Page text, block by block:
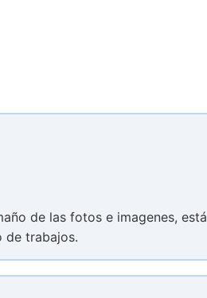
de las fotos e imagenes, está
de trabajos.